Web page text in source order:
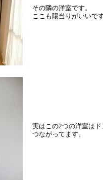
その隣の洋室です。
ここも陽当りがいいで
実はこの2つの洋室はド
つながってます。